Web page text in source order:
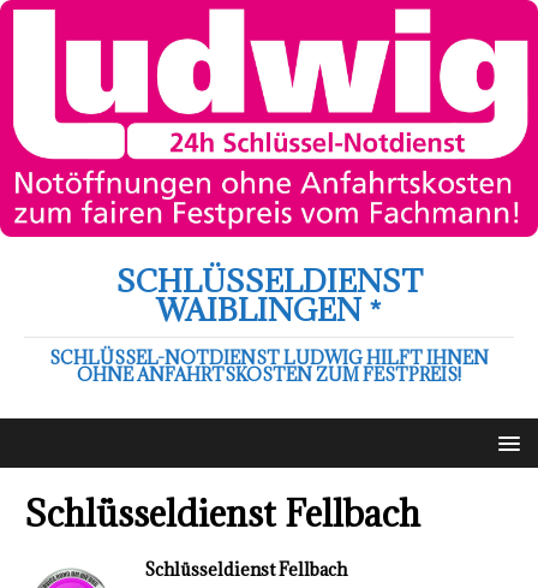
SCHLÜSSELDIENST
WAIBLINGEN *
SCHLÜSSEL-NOTDIENST LUDWIG HILFT IHNEN
OHNE ANFAHRTSKOSTEN ZUM FESTPREIS!
Schlüsseldienst Fellbach
Schlüsseldienst Fellbach